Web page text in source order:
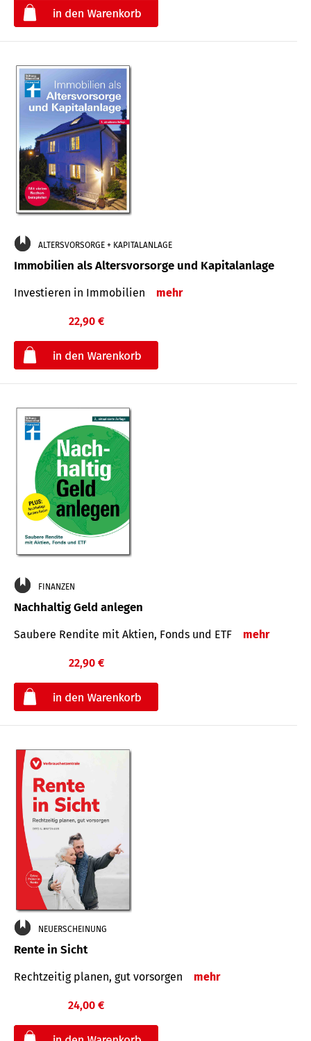
ALTERSVORSORGE + KAPITALANLAGE
Immobilien als Altersvorsorge und Kapitalanlage
Investieren in Immobilien mehr
22,90 €
FINANZEN
Nachhaltig Geld anlegen
Saubere Rendite mit Aktien, Fonds und ETF mehr
22,90 €
NEUERSCHEINUNG
Rente in Sicht
Rechtzeitig planen, gut vorsorgen mehr
24,00 €